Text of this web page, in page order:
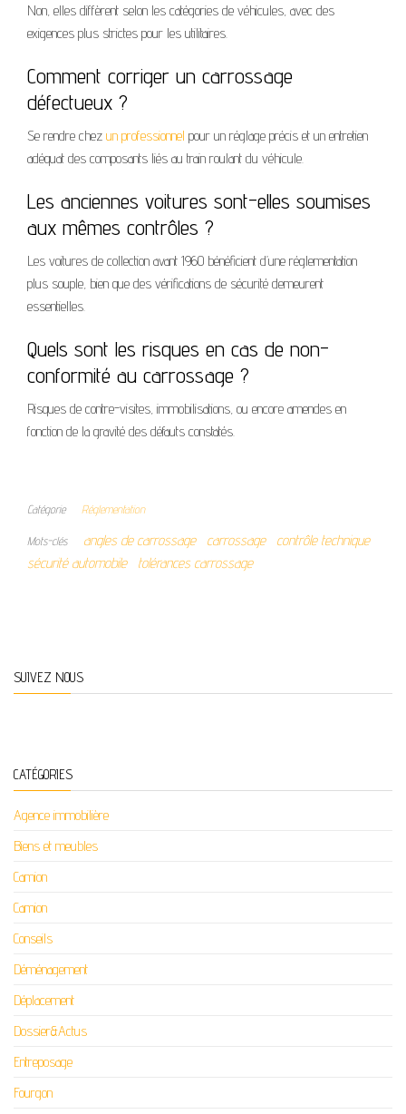
Non, elles diffèrent selon les catégories de véhicules, avec des
exigences plus strictes pour les utilitaires.
Comment corriger un carrossage
défectueux ?
Se rendre chez un professionnel pour un réglage précis et un entretien
adéquat des composants liés au train roulant du véhicule.
Les anciennes voitures sont-elles soumises
aux mêmes contrôles ?
Les voitures de collection avant 1960 bénéficient d’une réglementation
plus souple, bien que des vérifications de sécurité demeurent
essentielles.
Quels sont les risques en cas de non-
conformité au carrossage ?
Risques de contre-visites, immobilisations, ou encore amendes en
fonction de la gravité des défauts constatés.
Catégorie Réglementation
Mots-clés angles de carrossage carrossage
contrôle technique
sécurité automobile
tolérances carrossage
SUIVEZ NOUS
CATÉGORIES
Agence immobilière
Biens et meubles
Camion
Camion
Conseils
Déménagement
Déplacement
Dossier&Actus
Entreposage
Fourgon